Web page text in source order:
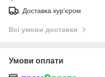
Доставка кур'єром
Всі умови доставки
Умови оплати